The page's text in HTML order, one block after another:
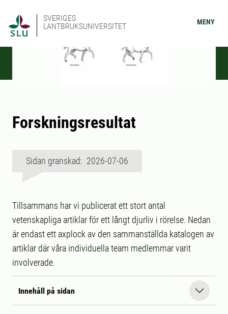
SVERIGES
LANTBRUKSUNIVERSITET
MENY
Forskningsresultat
Sidan granskad: 2026-07-06
Tillsammans har vi publicerat ett stort antal
vetenskapliga artiklar för ett långt djurliv i rörelse. Nedan
är endast ett axplock av den sammanställda katalogen av
artiklar där våra individuella team medlemmar varit
involverade.
Innehåll på sidan